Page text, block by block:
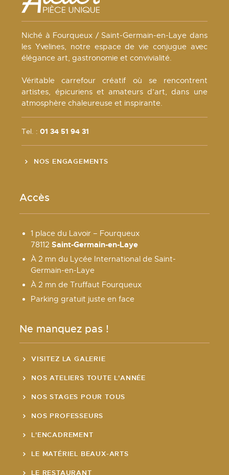
Niché à Fourqueux / Saint-Germain-en-Laye dans
les Yvelines, notre espace de vie conjugue avec
élégance art, gastronomie et convivialité.
Véritable carrefour créatif où se rencontrent
artistes, épicuriens et amateurs d’art, dans une
atmosphère chaleureuse et inspirante.
Tel. :01 34 51 94 31
NOS ENGAGEMENTS
Accès
1 place du Lavoir – Fourqueux
78112Saint-Germain-en-Laye
À 2 mn du Lycée International de Saint-
Germain-en-Laye
À 2 mn de Truffaut Fourqueux
Parking gratuit juste en face
Ne manquez pas !
VISITEZ LA GALERIE
NOS ATELIERS TOUTE L'ANNÉE
NOS STAGES POUR TOUS
NOS PROFESSEURS
L'ENCADREMENT
LE MATÉRIEL BEAUX-ARTS
LE RESTAURANT